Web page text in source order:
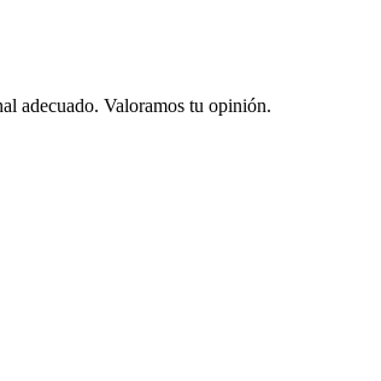
adecuado. Valoramos tu opinión.